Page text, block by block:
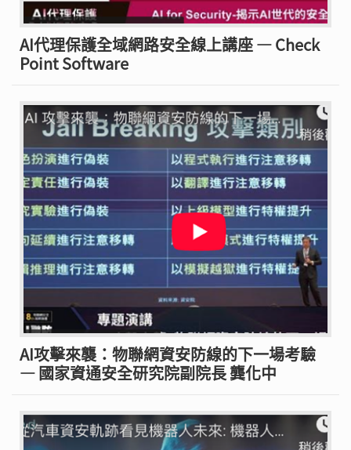
AI代理保護全域網路安全線上講座 — Check
Point Software
AI攻擊來襲：物聯網資安防線的下一場考驗
— 國家資通安全研究院副院長 龔化中